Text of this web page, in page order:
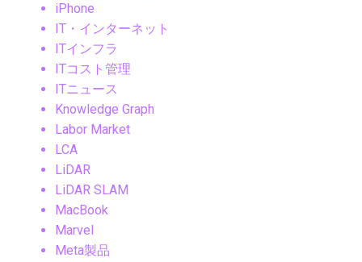
iPhone
IT・インターネット
ITインフラ
ITコスト管理
ITニュース
Knowledge Graph
Labor Market
LCA
LiDAR
LiDAR SLAM
MacBook
Marvel
Meta製品